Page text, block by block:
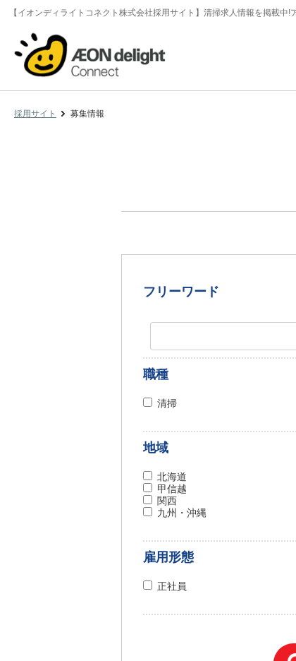
【イオンディライトコネクト株式会社採用サイト】清掃求人情報を掲載中
採用サイト 募集情報
フリーワード
職種
清掃
地域
北海道
甲信越
関西
九州・沖縄
雇用形態
正社員